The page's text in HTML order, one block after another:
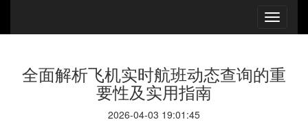
全面解析飞机实时航班动态查询的重
要性及实用指南
2026-04-03 19:01:45